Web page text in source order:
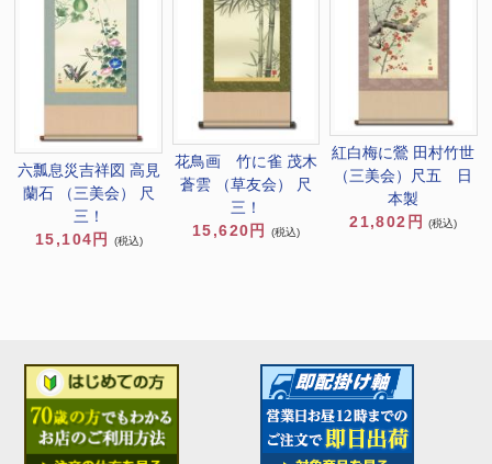
六瓢息災吉祥図 高見
蘭石 （三美会） 尺
三！
15,104円
(税込)
花鳥画 竹に雀 茂木
蒼雲 （草友会） 尺
三！
15,620円
(税込)
紅白梅に鶯 田村竹世
（三美会）尺五 日
本製
21,802円
(税込)